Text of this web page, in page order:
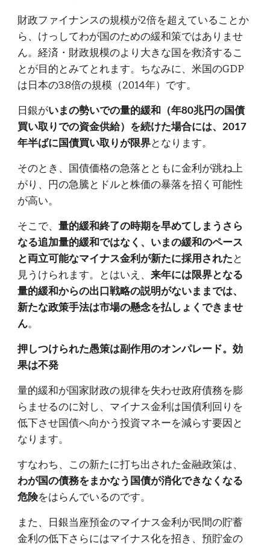
財政ファイナンスの規模が2倍を超えていることか
ら、けっしてわが国のための緩和策ではありませ
ん。経済・財政規模のより大きな国を救済するこ
とが目的とみてとれます。ちなみに、米国のGDP
は日本の3.8倍の規模（2014年）です。
日銀がいまの勢いでの量的緩和（年80兆円の国債
買い取りでの資金供給）を続けた場合には、2017
年半ばに国債買い取りが限界となります。
そのとき、国債価格の急落とともに金利が跳ね上
がり、円の急騰とドルと株価の暴落を招く可能性
が高い。
そこで、量的緩和終了の時期を早めてしまうさら
なる追加量的緩和ではなく、いまの緩和のペース
と両立可能なマイナス金利が新たに採用された と
見うけられます。とはいえ、来年には限界となる
量的緩和からの出口戦略の説明がないままでは、
新たな政策手法は市場の懸念を払しょくできませ
ん。
押しつけられた愚策は副作用のオンパレード。効
果は不発
量的緩和が国家財政の規律を失わせ政府債務を膨
らませるのに対し、マイナス金利は国債利回りを
低下させ国債へ向かう投資マネーを減らす要因と
なります。
すなわち、この新たに打ち出された金融政策は、
わが国の債務をまかなう国債が消化できなくなる
危険をはらんでいるのです。
また、日銀当座預金のマイナス金利が民間の貯蓄
金利の低下さらにはマイナス化を招き、預貯金の